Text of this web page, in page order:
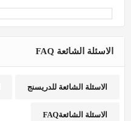
الاسئلة الشائعة FAQ
الاسئلة الشائعة للدريسنج
الاسئلة الشائعةFAQ